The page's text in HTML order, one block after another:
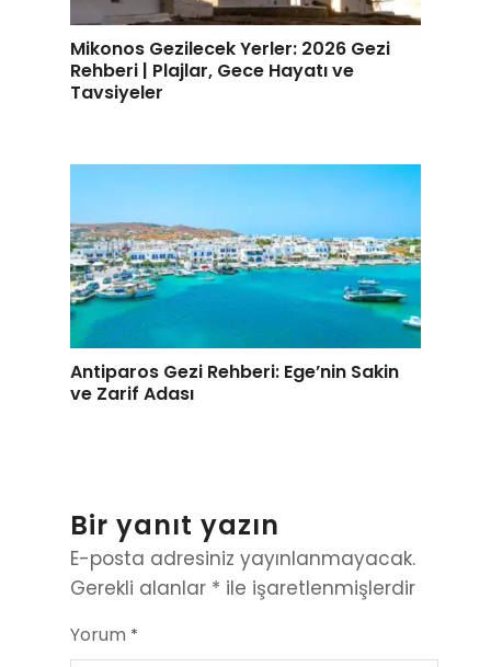
Mikonos Gezilecek Yerler: 2026 Gezi
Rehberi | Plajlar, Gece Hayatı ve
Tavsiyeler
Antiparos Gezi Rehberi: Ege’nin Sakin
ve Zarif Adası
Bir yanıt yazın
E-posta adresiniz yayınlanmayacak.
Gerekli alanlar * ile işaretlenmişlerdir
Yorum *